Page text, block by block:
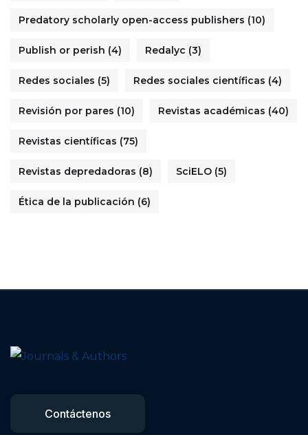
Predatory scholarly open-access publishers (10)
Publish or perish (4) Redalyc (3)
Redes sociales (5) Redes sociales científicas (4)
Revisión por pares (10) Revistas académicas (40)
Revistas científicas (75)
Revistas depredadoras (8) SciELO (5)
Ética de la publicación (6)
Contáctenos